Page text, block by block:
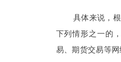
具体来说，
下列情形之一的
易、期货交易等